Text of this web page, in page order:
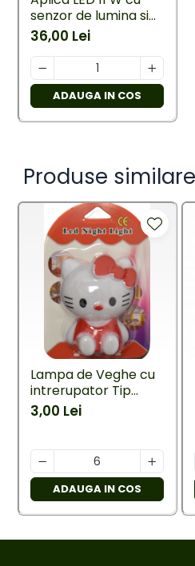
senzor de lumina si
miscare
36,00 Lei
ADAUGA IN COS
Produse similare
Lampa de Veghe cu
intrerupator Tip
pisica
3,00 Lei
ADAUGA IN COS